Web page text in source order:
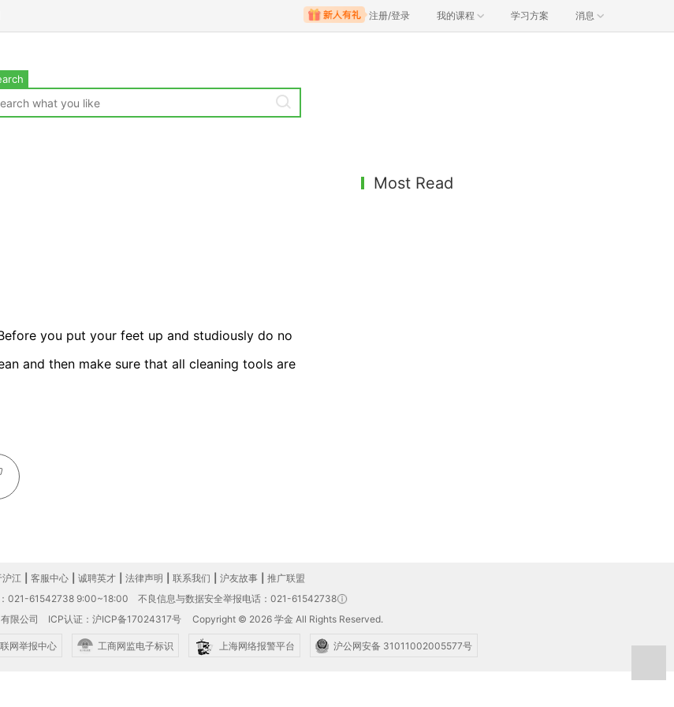
注册/登录 我的课程 学习方案 消息
you put your feet up and studiously do no
and then make sure that all cleaning tools are
Most Read
沪江 客服中心 诚聘英才 法律声明 联系我们 沪友故事
推广联盟
021-61542738 9:00~18:00
不良信息与数据安全举报电话：021-61542738
有限公司
ICP认证：沪ICP备17024317号 Copyright © 2026 学金 All Rights Reserved.
网举报中心 工商网监电子标识 上海网络报警平台 沪公网安备 31011002005577号